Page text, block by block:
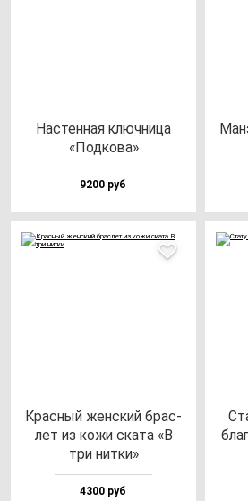
Нас­тен­ная ключ­ни­ца
«Под­ко­ва»
9200 руб
Крас­ный жен­ский брас­
лет из ко­жи ска­та «В
три нит­ки»
4300 руб